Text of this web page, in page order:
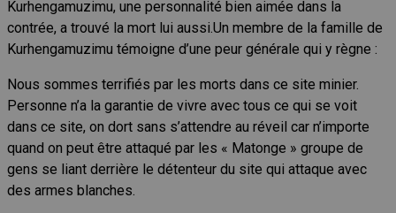
Kurhengamuzimu, une personnalité bien aimée dans la
contrée, a trouvé la mort lui aussi.Un membre de la famille de
Kurhengamuzimu témoigne d’une peur générale qui y règne :
Nous sommes terrifiés par les morts dans ce site minier.
Personne n’a la garantie de vivre avec tous ce qui se voit
dans ce site, on dort sans s’attendre au réveil car n’importe
quand on peut être attaqué par les « Matonge » groupe de
gens se liant derrière le détenteur du site qui attaque avec
des armes blanches.